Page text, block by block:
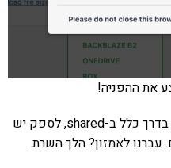
את ההפניה!
אבל רגע! רגע! רגע! מה עם המייל? בדרך כלל ב-shared, לספק יש